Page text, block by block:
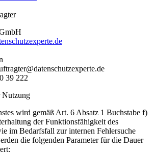
39 222
Nutzung
wird gemäß Art. 6 Absatz 1 Buchstabe f)
der Funktionsfähigkeit des
im Bedarfsfall zur internen Fehlersuche
die folgenden Parameter für die Dauer